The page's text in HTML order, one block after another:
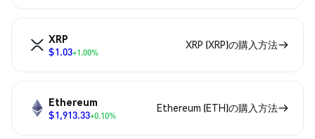
XRP
$1.03+1.00%
XRP (XRP)の購入方法
Ethereum
$1,913.33+0.10%
Ethereum (ETH)の購入方法